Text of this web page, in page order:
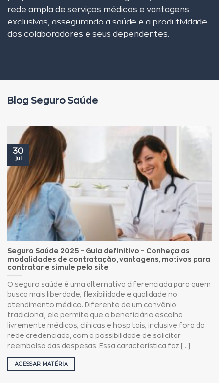
rede ampla de serviços médicos e vantagens
exclusivas, assegurando a saúde e a produtividade
dos colaboradores e seus dependentes.
Blog Seguro Saúde
Seguro Saúde 2025 – Guia definitivo – Conheça as
modalidades de contratação, vantagens, motivos para
contratar e simule pelo site
O seguro saúde é uma alternativa diferenciada para quem
busca mais liberdade, flexibilidade e qualidade no
atendimento médico. Diferente de um convênio
tradicional, ele permite que o beneficiário escolha
livremente médicos, clínicas e hospitais, inclusive fora da
rede credenciada, com a possibilidade de solicitar
reembolso das despesas. Essa característica faz [...]
ACESSAR MATÉRIA
30
jul